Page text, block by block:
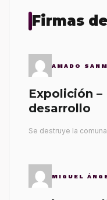
Firmas
AMADO
Expolición
desarrollo
Se destruye la
MIGUEL